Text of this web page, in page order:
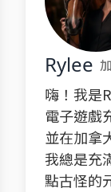
Rylee
嗨！我是
電子遊戲
並在加拿
我總是充
點古怪的